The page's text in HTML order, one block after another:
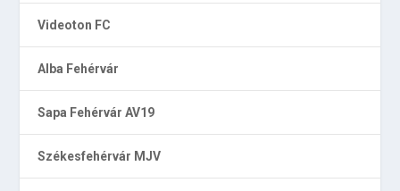
Videoton FC
Alba Fehérvár
Sapa Fehérvár AV19
Székesfehérvár MJV